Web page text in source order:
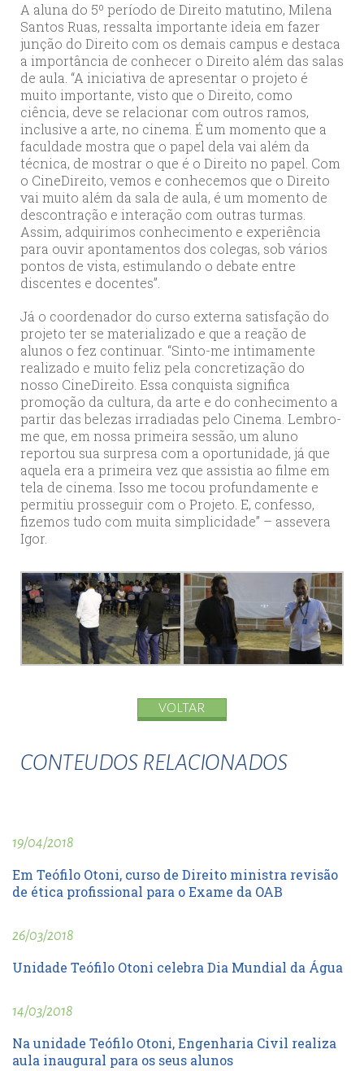
A aluna do 5º período de Direito matutino, Milena
Santos Ruas, ressalta importante ideia em fazer
junção do Direito com os demais campus e destaca
a importância de conhecer o Direito além das salas
de aula. “A iniciativa de apresentar o projeto é
muito importante, visto que o Direito, como
ciência, deve se relacionar com outros ramos,
inclusive a arte, no cinema. É um momento que a
faculdade mostra que o papel dela vai além da
técnica, de mostrar o que é o Direito no papel. Com
o CineDireito, vemos e conhecemos que o Direito
vai muito além da sala de aula, é um momento de
descontração e interação com outras turmas.
Assim, adquirimos conhecimento e experiência
para ouvir apontamentos dos colegas, sob vários
pontos de vista, estimulando o debate entre
discentes e docentes”.
Já o coordenador do curso externa satisfação do
projeto ter se materializado e que a reação de
alunos o fez continuar. “Sinto-me intimamente
realizado e muito feliz pela concretização do
nosso CineDireito. Essa conquista significa
promoção da cultura, da arte e do conhecimento a
partir das belezas irradiadas pelo Cinema. Lembro-
me que, em nossa primeira sessão, um aluno
reportou sua surpresa com a oportunidade, já que
aquela era a primeira vez que assistia ao filme em
tela de cinema. Isso me tocou profundamente e
permitiu prosseguir com o Projeto. E, confesso,
fizemos tudo com muita simplicidade” – assevera
Igor.
VOLTAR
CONTEUDOS RELACIONADOS
19/04/2018
Em Teófilo Otoni, curso de Direito ministra revisão
de ética profissional para o Exame da OAB
26/03/2018
Unidade Teófilo Otoni celebra Dia Mundial da Água
14/03/2018
Na unidade Teófilo Otoni, Engenharia Civil realiza
aula inaugural para os seus alunos